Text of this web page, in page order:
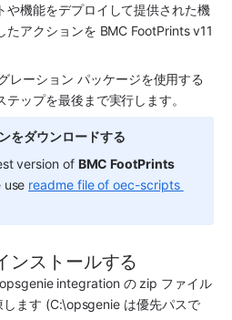
や機能をデプロイして提供された機
たアクションを BMC FootPrints v11
レーション パッケージを使用する
ップを最後まで実行します。
をダウンロードする
version of BMC FootPrints
use readme file of oec-scripts
ンストールする
integration の zip ファイル
ます (C:\opsgenie は優先パスで